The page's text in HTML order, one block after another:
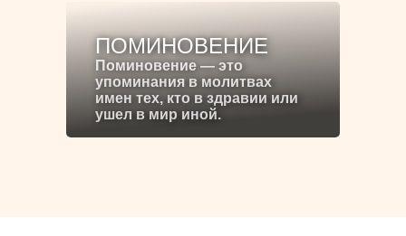
ПОМИНОВЕНИЕ
Поминовение — это
упоминания в молитвах
имен тех, кто в здравии или
ушел в мир иной.